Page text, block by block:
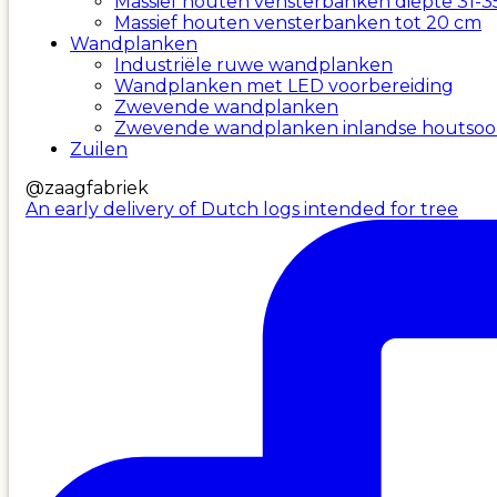
Massief houten vensterbanken tot 20 cm
Wandplanken
Industriële ruwe wandplanken
Wandplanken met LED voorbereiding
Zwevende wandplanken
Zwevende wandplanken inlandse
Zuilen
@zaagfabriek
An early delivery of Dutch logs intended for tree